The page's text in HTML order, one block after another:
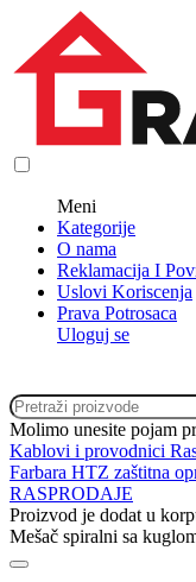
Meni
Kategorije
O nama
Reklamacija I
Uslovi Koriscenja
Prava Potrosaca
Uloguj se
Molimo unesite pojam
Kablovi i provodnici
Farbara HTZ zaštitna
RASPRODAJE
Proizvod je dodat u
Mešač spiralni sa